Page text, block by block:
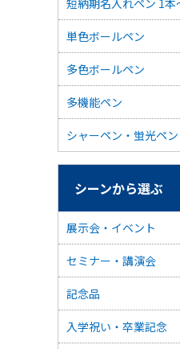
短納期名入れペン 1本
単色ボールペン
多色ボールペン
多機能ペン
シャーペン・蛍光ペン
シーンから選ぶ
展示会・イベント
セミナー・講演会
記念品
入学祝い・卒業記念